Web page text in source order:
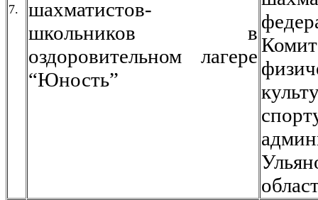
7.
шахматистов-
школьников в
оздоровительном лагере
“Юность”